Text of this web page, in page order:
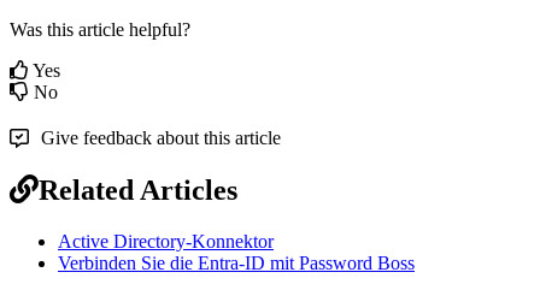
Was this article helpful?
Yes
No
Give feedback about this article
Related Articles
Active Directory-Konnektor
Verbinden Sie die Entra-ID mit Password Boss